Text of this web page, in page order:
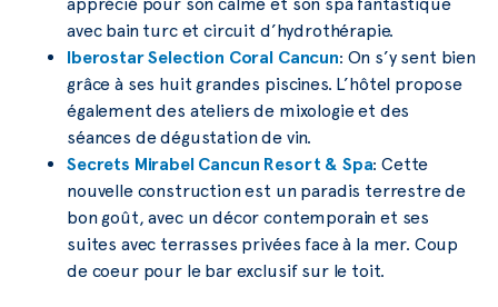
avec bain turc et circuit d’hydrothérapie.
Iberostar Selection Coral Cancun: On s’y sent bien
grâce à ses huit grandes piscines. L’hôtel propose
également des ateliers de mixologie et des
séances de dégustation de vin.
Secrets Mirabel Cancun Resort & Spa: Cette
nouvelle construction est un paradis terrestre de
bon goût, avec un décor contemporain et ses
suites avec terrasses privées face à la mer. Coup
de coeur pour le bar exclusif sur le toit.